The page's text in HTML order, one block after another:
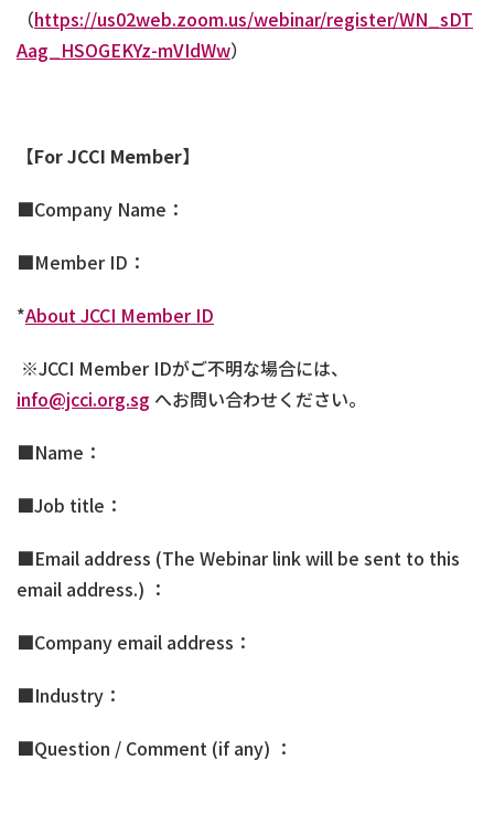
（https://us02web.zoom.us/webinar/register/WN_sDT
Aag_HSOGEKYz-mVIdWw）
【For JCCI Member】
■Company Name：
■Member ID：
*About JCCI Member ID
※JCCI Member IDがご不明な場合には、
info@jcci.org.sg へお問い合わせください。
■Name：
■Job title：
■Email address (The Webinar link will be sent to this
email address.) ：
■Company email address：
■Industry：
■Question / Comment (if any) ：